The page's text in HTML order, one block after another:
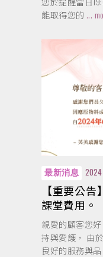
能取得您的 ...
最新消息
【重要公
課堂費用。
親愛的顧客您
持與愛護， 由
良好的服務與品